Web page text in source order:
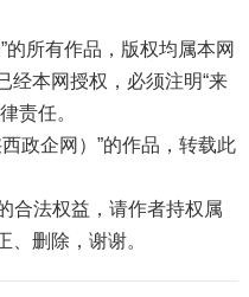
的所有作品，版权均属本网
经本网授权，必须注明“来
责任。
政企网）”的作品，转载此
合法权益，请作者持权属
、删除，谢谢。